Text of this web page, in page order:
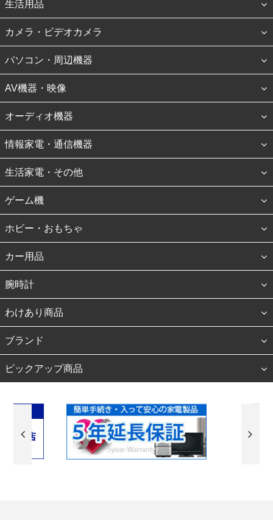
生活用品
カメラ・ビデオカメラ
パソコン・周辺機器
AV機器・映像
オーディオ機器
情報家電・通信機器
生活家電・その他
ゲーム機
ホビー・おもちゃ
カー用品
腕時計
わけあり商品
ブランド
ピックアップ商品